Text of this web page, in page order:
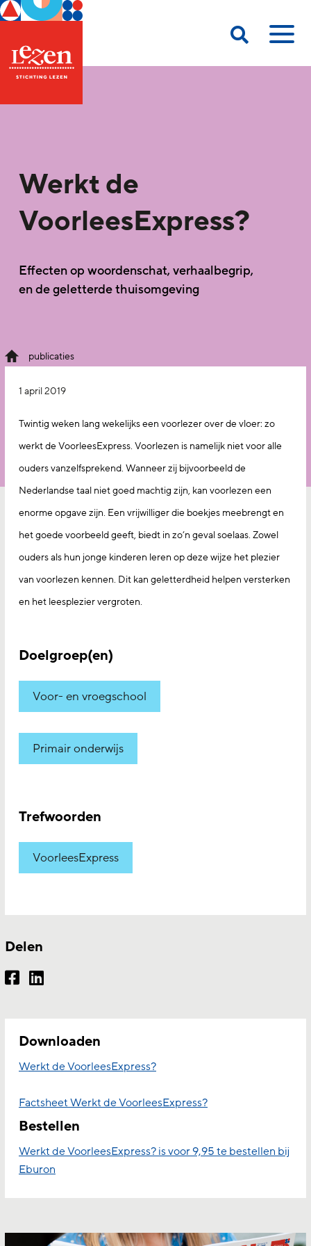
Werkt de
VoorleesExpress?
Effecten op woordenschat, verhaalbegrip,
en de geletterde thuisomgeving
publicaties
Downloaden
Werkt de VoorleesExpress?
Factsheet Werkt de VoorleesExpress?
Bestellen
Werkt de VoorleesExpress? is voor 9,95 te bestellen bij
Eburon
1 april 2019
Twintig weken lang wekelijks een voorlezer over de vloer: zo
werkt de VoorleesExpress. Voorlezen is namelijk niet voor alle
ouders vanzelfsprekend. Wanneer zij bijvoorbeeld de
Nederlandse taal niet goed machtig zijn, kan voorlezen een
enorme opgave zijn. Een vrijwilliger die boekjes meebrengt en
het goede voorbeeld geeft, biedt in zo’n geval soelaas. Zowel
ouders als hun jonge kinderen leren op deze wijze het plezier
van voorlezen kennen. Dit kan geletterdheid helpen versterken
en het leesplezier vergroten.
Doelgroep(en)
Voor- en vroegschool
Primair onderwijs
Trefwoorden
VoorleesExpress
Delen